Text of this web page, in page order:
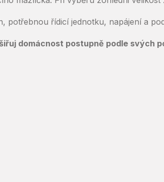
potřebnou řídicí jednotku, napájení a
domácnost postupně podle svých